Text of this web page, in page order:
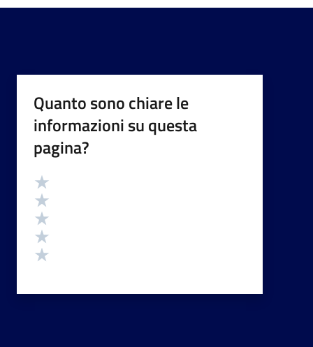
Quanto sono chiare le
informazioni su questa
pagina?
Valutazione